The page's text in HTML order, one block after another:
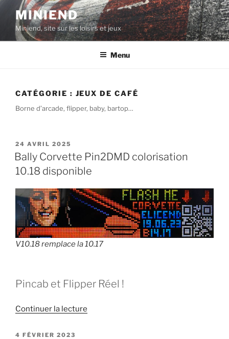
contenu
principal
MINIEND
Miniend, site sur les loisirs et jeux
Menu
CATÉGORIE : JEUX DE CAFÉ
Borne d’arcade, flipper, baby, bartop…
PUBLIÉ
LE
24 AVRIL 2025
Bally Corvette Pin2DMD colorisation
10.18 disponible
V10.18 remplace la 10.17
Pincab et Flipper Réel !
Continuer la lecture
PUBLIÉ
4 FÉVRIER 2023